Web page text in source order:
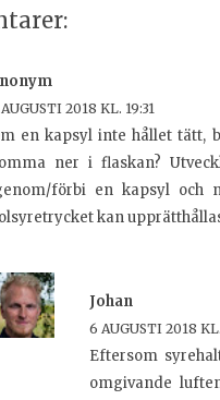
2018 KL. 19:31
en kapsyl inte hållet tätt,
ner i flaskan?
förbi en kapsyl och
kan
Johan
6 AUGUSTI 2018
Eftersom
omgivande